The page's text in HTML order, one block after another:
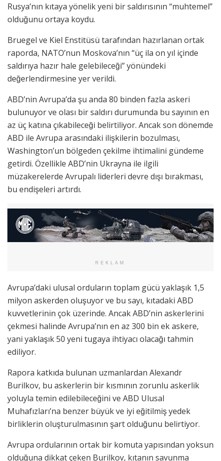
Rusya’nın kıtaya yönelik yeni bir saldırısının “muhtemel”
olduğunu ortaya koydu.
Bruegel ve Kiel Enstitüsü tarafından hazırlanan ortak
raporda, NATO’nun Moskova’nın “üç ila on yıl içinde
saldırıya hazır hale gelebileceği” yönündeki
değerlendirmesine yer verildi.
ABD’nin Avrupa’da şu anda 80 binden fazla askeri
bulunuyor ve olası bir saldırı durumunda bu sayının en
az üç katına çıkabileceği belirtiliyor. Ancak son dönemde
ABD ile Avrupa arasındaki ilişkilerin bozulması,
Washington’un bölgeden çekilme ihtimalini gündeme
getirdi. Özellikle ABD’nin Ukrayna ile ilgili
müzakerelerde Avrupalı liderleri devre dışı bırakması,
bu endişeleri artırdı.
REKLAM
Avrupa’daki ulusal orduların toplam gücü yaklaşık 1,5
milyon askerden oluşuyor ve bu sayı, kıtadaki ABD
kuvvetlerinin çok üzerinde. Ancak ABD’nin askerlerini
çekmesi halinde Avrupa’nın en az 300 bin ek askere,
yani yaklaşık 50 yeni tugaya ihtiyacı olacağı tahmin
ediliyor.
Rapora katkıda bulunan uzmanlardan Alexandr
Burilkov, bu askerlerin bir kısmının zorunlu askerlik
yoluyla temin edilebileceğini ve ABD Ulusal
Muhafızları’na benzer büyük ve iyi eğitilmiş yedek
birliklerin oluşturulmasının şart olduğunu belirtiyor.
Avrupa ordularının ortak bir komuta yapısından yoksun
olduğuna dikkat çeken Burilkov, kıtanın savunma